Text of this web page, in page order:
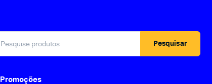
Pesquisar
Promoções